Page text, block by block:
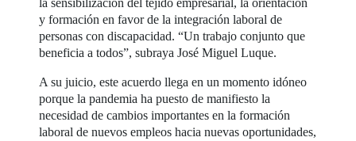
la sensibilización del tejido empresarial, la orientación
y formación en favor de la integración laboral de
personas con discapacidad. “Un trabajo conjunto que
beneficia a todos”, subraya José Miguel Luque.
A su juicio, este acuerdo llega en un momento idóneo
porque la pandemia ha puesto de manifiesto la
necesidad de cambios importantes en la formación
laboral de nuevos empleos hacia nuevas oportunidades,